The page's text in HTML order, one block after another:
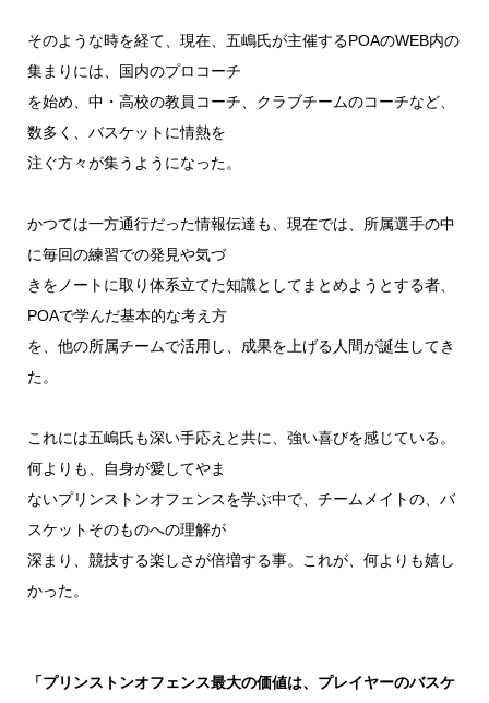
そのような時を経て、現在、五嶋氏が主催するPOAのWEB内の
集まりには、国内のプロコーチ
を始め、中・高校の教員コーチ、クラブチームのコーチなど、
数多く、バスケットに情熱を
注ぐ方々が集うようになった。
かつては一方通行だった情報伝達も、現在では、所属選手の中
に毎回の練習での発見や気づ
きをノートに取り体系立てた知識としてまとめようとする者、
POAで学んだ基本的な考え方
を、他の所属チームで活用し、成果を上げる人間が誕生してき
た。
これには五嶋氏も深い手応えと共に、強い喜びを感じている。
何よりも、自身が愛してやま
ないプリンストンオフェンスを学ぶ中で、チームメイトの、バ
スケットそのものへの理解が
深まり、競技する楽しさが倍増する事。これが、何よりも嬉し
かった。
「プリンストンオフェンス最大の価値は、プレイヤーのバスケ